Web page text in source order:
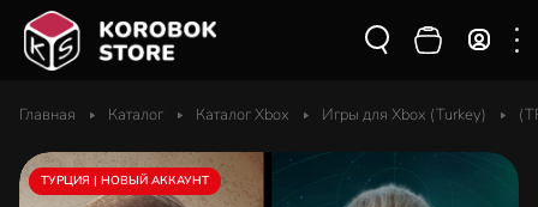
Главная Каталог Каталог Xbox Игры для Xbox (Turkey)
ТУРЦИЯ | НОВЫЙ АККАУНТ